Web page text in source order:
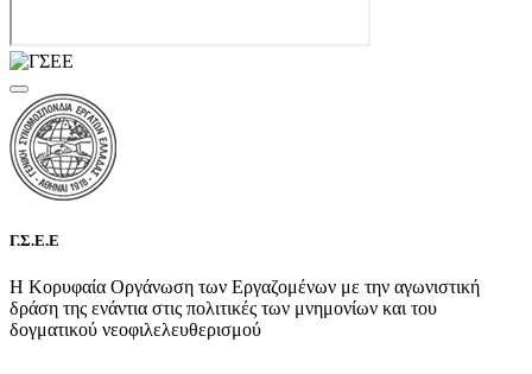
Γ.Σ.Ε.Ε
Η Κορυφαία Οργάνωση των Εργαζομένων με την αγωνιστική
δράση της ενάντια στις πολιτικές των μνημονίων και του
δογματικού νεοφιλελευθερισμού